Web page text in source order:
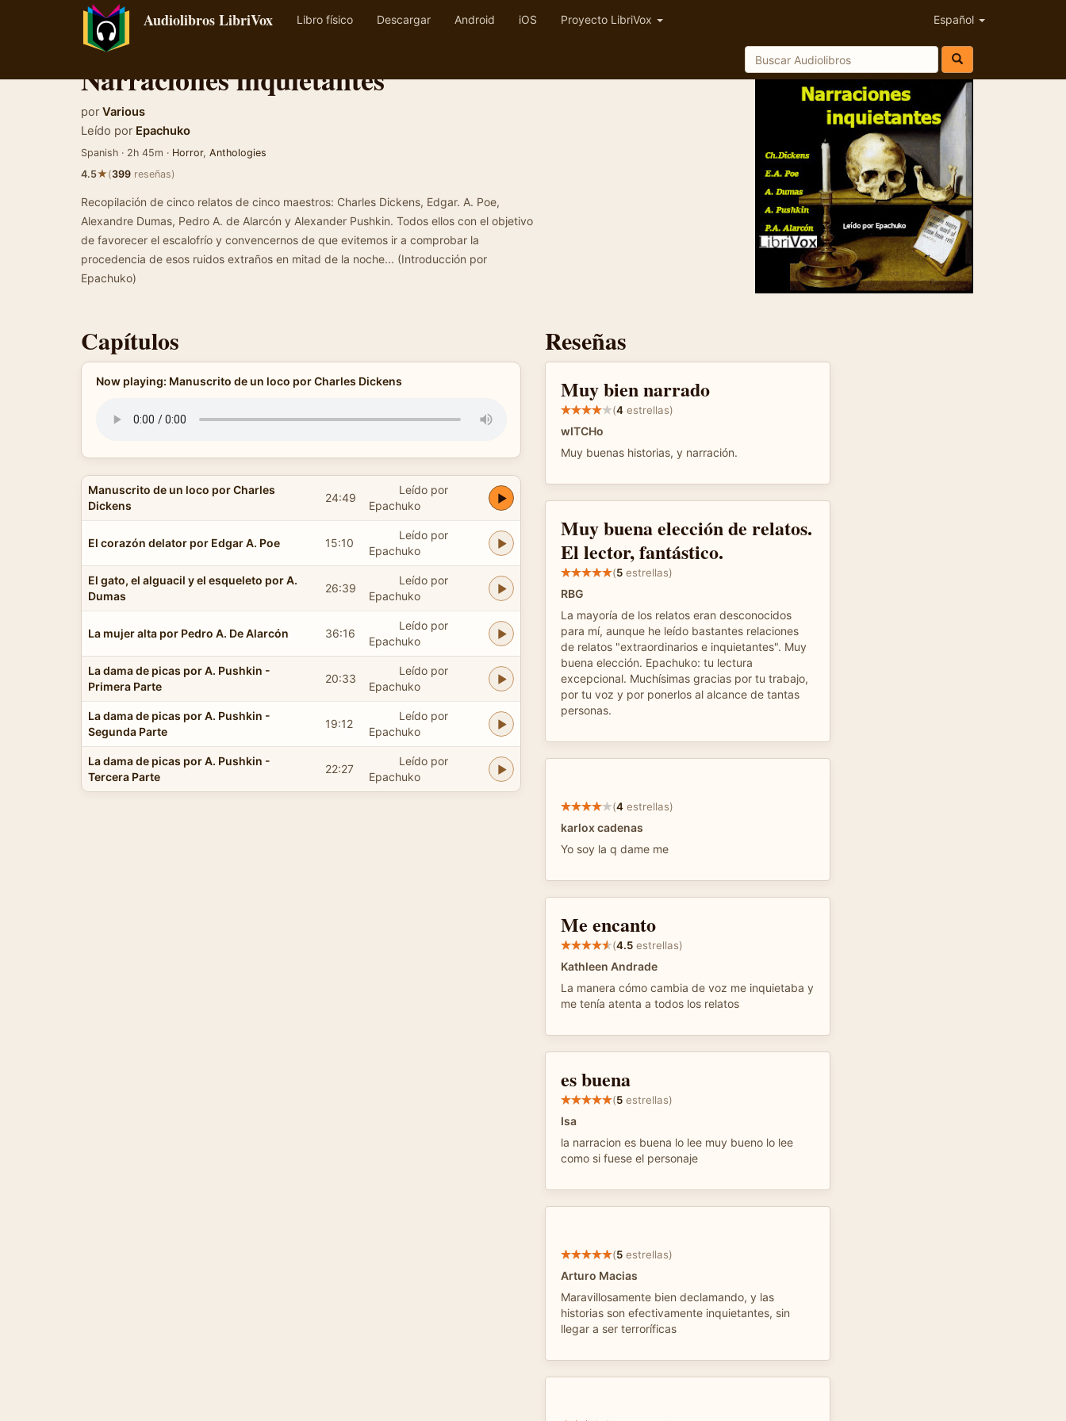
Audiolibros LibriVox Libro físico Descargar Android iOS Proyecto LibriVox Español
Narraciones inquietantes
por Various
Leído por Epachuko
Spanish · 2h 45m · Horror, Anthologies
4.5★(399 reseñas)
Recopilación de cinco relatos de cinco maestros: Charles Dickens, Edgar. A. Poe,
Alexandre Dumas, Pedro A. de Alarcón y Alexander Pushkin. Todos ellos con el objetivo
de favorecer el escalofrío y convencernos de que evitemos ir a comprobar la
procedencia de esos ruidos extraños en mitad de la noche... (Introducción por
Epachuko)
Capítulos
Now playing: Manuscrito de un loco por Charles Dickens
Manuscrito de un loco por Charles
Dickens
24:49
Leído por
Epachuko
El corazón delator por Edgar A. Poe 15:10
Leído por
Epachuko
El gato, el alguacil y el esqueleto por A.
Dumas
26:39
Leído por
Epachuko
La mujer alta por Pedro A. De Alarcón 36:16
Leído por
Epachuko
La dama de picas por A. Pushkin -
Primera Parte
20:33
Leído por
Epachuko
La dama de picas por A. Pushkin -
Segunda Parte
19:12
Leído por
Epachuko
La dama de picas por A. Pushkin -
Tercera Parte
22:27
Leído por
Epachuko
Reseñas
Muy bien narrado
(4 estrellas)
wITCHo
Muy buenas historias, y narración.
Muy buena elección de relatos.
El lector, fantástico.
(5 estrellas)
RBG
La mayoría de los relatos eran desconocidos
para mí, aunque he leído bastantes relaciones
de relatos "extraordinarios e inquietantes". Muy
buena elección. Epachuko: tu lectura
excepcional. Muchísimas gracias por tu trabajo,
por tu voz y por ponerlos al alcance de tantas
personas.
(4 estrellas)
karlox cadenas
Yo soy la q dame me
Me encanto
(4.5 estrellas)
Kathleen Andrade
La manera cómo cambia de voz me inquietaba y
me tenía atenta a todos los relatos
es buena
(5 estrellas)
Isa
la narracion es buena lo lee muy bueno lo lee
como si fuese el personaje
(5 estrellas)
Arturo Macias
Maravillosamente bien declamando, y las
historias son efectivamente inquietantes, sin
llegar a ser terroríficas